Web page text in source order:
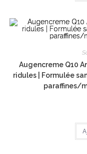
Augencreme Q10
ridules | Formulée
paraffines/